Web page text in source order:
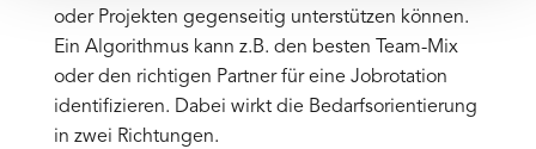
oder Projekten gegenseitig unterstützen können.
Ein Algorithmus kann z.B. den besten Team-Mix
oder den richtigen Partner für eine Jobrotation
identifizieren. Dabei wirkt die Bedarfsorientierung
in zwei Richtungen.